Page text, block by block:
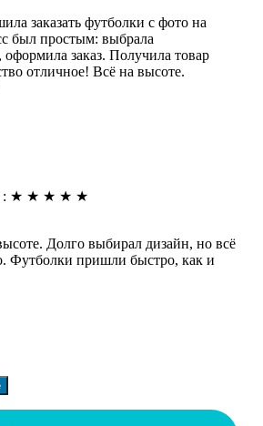
заказать футболки с фото на
был простым: выбрала
оформила заказ. Получила товар
отличное! Всё на высоте.
: ★ ★ ★ ★ ★
Долго выбирал дизайн, но всё
Футболки пришли быстро, как и